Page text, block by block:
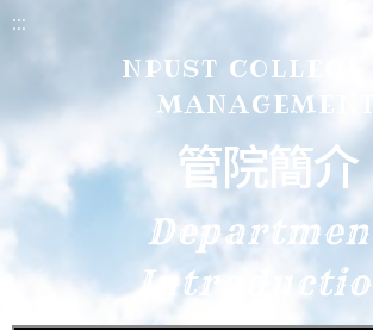
:::
NPUST COLLEGE
管院簡介